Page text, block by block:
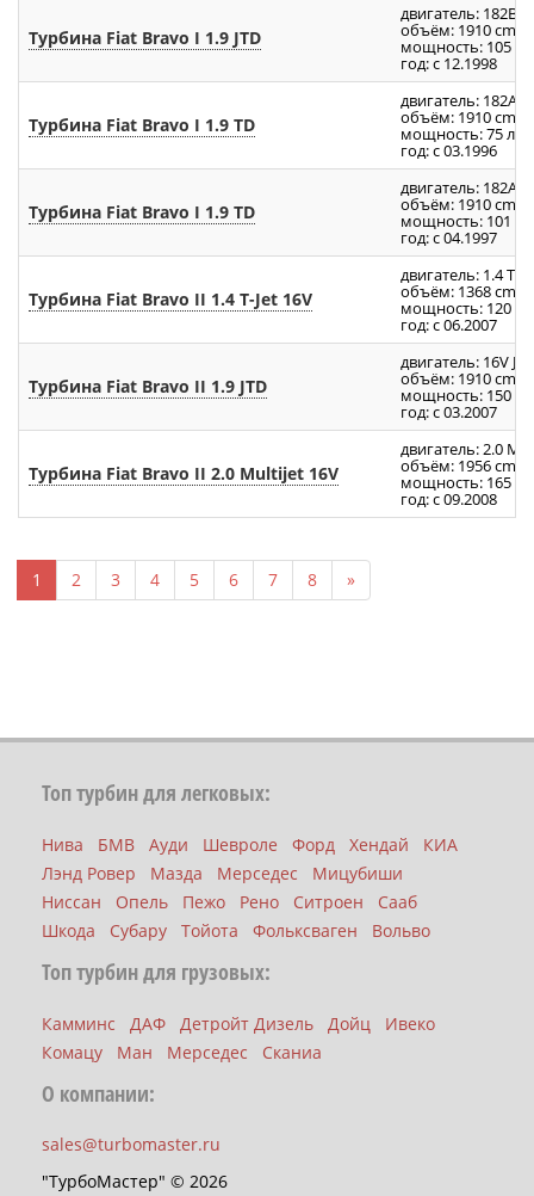
Турбина Fiat Bravo I 1.9 JTD
двигатель:
объём: 1910 cm
мощность: 105
год: с 12.1998
Турбина Fiat Bravo I 1.9 TD
двигатель:
объём: 1910 cm
мощность: 75 л.с.
год: с 03.1996
Турбина Fiat Bravo I 1.9 TD
двигатель:
объём: 1910 cm
мощность: 101
год: с 04.1997
Турбина Fiat Bravo II 1.4 T-Jet 16V
двигатель: 1.4 T-
объём: 1368 cm
мощность: 120
год: с 06.2007
Турбина Fiat Bravo II 1.9 JTD
двигатель: 16V
объём: 1910 cm
мощность: 150
год: с 03.2007
Турбина Fiat Bravo II 2.0 Multijet 16V
двигатель: 2.0
объём: 1956 cm
мощность: 165
год: с 09.2008
1 2 3 4 5 6 7 8 »
Топ турбин для легковых:
Нива БМВ Ауди Шевроле Форд Хендай
КИА
Лэнд Ровер
Мазда Мерседес
Мицубиши
Ниссан
Опель Пежо Рено Ситроен
Сааб
Шкода
Субару Тойота Фольксваген Вольво
Топ турбин для грузовых:
Камминс ДАФ Детройт Дизель Дойц
Ивеко
Комацу
Ман Мерседес Сканиа
О компании:
sales@turbomaster.ru
"ТурбоМастер" © 2026